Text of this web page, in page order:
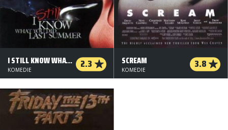
I STILL KNOW WHAT YOU DID LAST SUMMER 2.3
KOMEDIE
SCREAM 3.8
KOMEDIE